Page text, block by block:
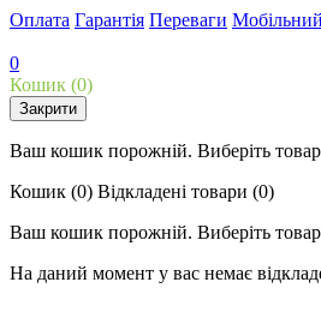
Оплата Гарантія Переваги
0
Кошик (0)
Закрити
Ваш кошик порожній. Виберіть
Кошик (0) Відкладені товари (0)
Ваш кошик порожній. Виберіть
На даний момент у вас немає